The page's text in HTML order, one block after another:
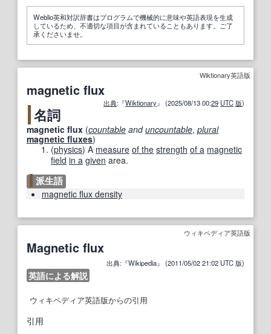
Weblio英和対訳辞書はプログラムで機械的に意味や英語表現を生成
しているため、不適切な項目が含まれていることもあります。ご了
承くださいませ。
Wiktionary英語版
magnetic flux
出典:『Wiktionary』 (2025/08/13 00:29 UTC 版)
名詞
magnetic flux (countable anduncountable, plural
magnetic fluxes)
(physics) A measure of the strength of a magnetic
field in a given area.
派生語
magnetic flux density
ウィキペディア英語版
Magnetic flux
出典:『Wikipedia』 (2011/05/02 21:02 UTC 版)
英語による解説
ウィキペディア英語版からの引用
引用